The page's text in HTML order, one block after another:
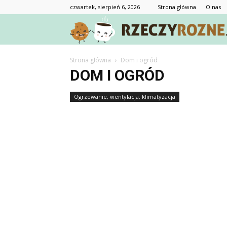
czwartek, sierpień 6, 2026 Strona główna O nas
Strona główna Dom i ogród
DOM I OGRÓD
Ogrzewanie, wentylacja, klimatyzacja